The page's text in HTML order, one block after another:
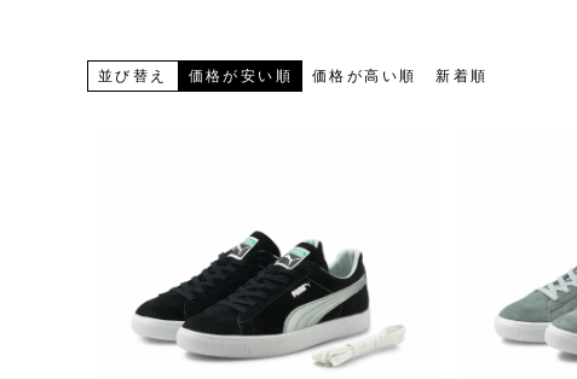
並び替え 価格が安い順 価格が高い順 新着順